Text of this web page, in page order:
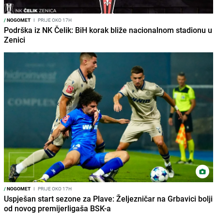
/NOGOMET I PRIJE OKO 17H
Podrška iz NK Čelik: BiH korak bliže nacionalnom stadionu u
Zenici
/NOGOMET I PRIJE OKO 17H
Uspješan start sezone za Plave: Željezničar na Grbavici bolji
od novog premijerligaša BSK-a